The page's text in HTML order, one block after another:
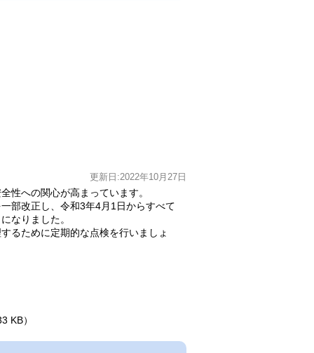
更新日:2022年10月27日
性への関心が高まっています。
部改正し、令和3年4月1日からすべて
なりました。
るために定期的な点検を行いましょ
KB）